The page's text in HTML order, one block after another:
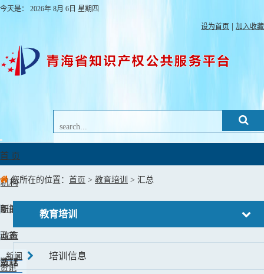
今天是： 2026年 8月 6日 星期四
设为首页 加入收藏
Toggle
navigation
首 页
机构
职能
新闻
动态
新闻
资讯
政策
法规
数据
您所在的位置： 首页 > 教育培训 > 汇总
教育培训
培训信息